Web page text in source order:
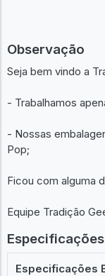
Observação
Seja bem vindo a
- Trabalhamos
- Nossas
Pop;
Ficou com alguma
Equipe Tradição
Especificações
Especificações